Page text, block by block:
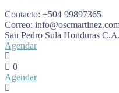
Contacto: +504 99897365
Correo:
San Pedro Sula Honduras C.A.
Agendar
0
Agendar